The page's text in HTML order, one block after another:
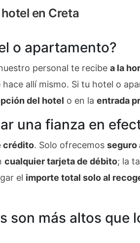
en Creta
o apartamento?
personal te recibe a la
allí mismo. Si tu hotel o
del hotel o en la entrada
una fianza en
crédito. Solo ofrecemos seguro
cualquier tarjeta de débito; la
el importe total solo al
son más altos que